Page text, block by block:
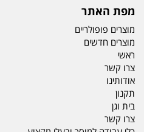
מפת האתר
מוצרים פופולריים
מוצרים חדשים
ראשי
צרו קשר
אודותינו
תקנון
בית וגן
צרו קשר